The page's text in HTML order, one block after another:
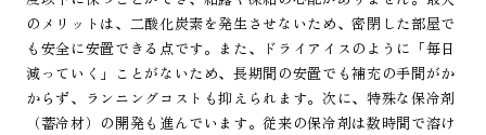
のメリットは、二酸化炭素を発生させないため、密閉した部屋で
も安全に安置できる点です。また、ドライアイスのように「毎日
減っていく」ことがないため、長期間の安置でも補充の手間がか
からず、ランニングコストも抑えられます。次に、特殊な保冷剤
（蓄冷材）の開発も進んでいます。従来の保冷剤は数時間で溶け